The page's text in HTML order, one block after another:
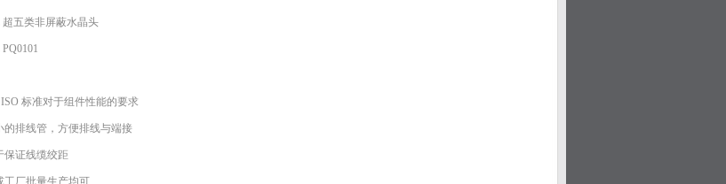
超五类非屏蔽水晶头
标准对于组件性能的要求
的排线管，方便排线与端接
保证线缆绞距
工厂批量生产均可